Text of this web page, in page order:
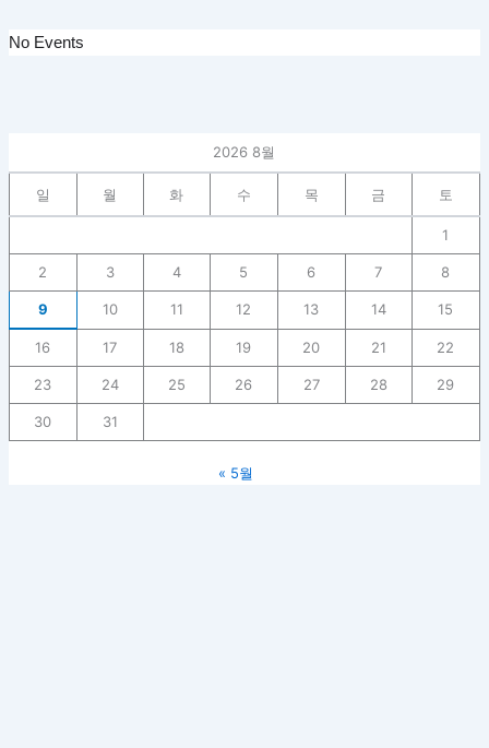
No Events
2026 8월
일 월 화 수 목 금 토
1
2 3 4 5 6 7 8
9 10 11 12 13 14 15
16 17 18 19 20 21 22
23 24 25 26 27 28 29
30 31
« 5월